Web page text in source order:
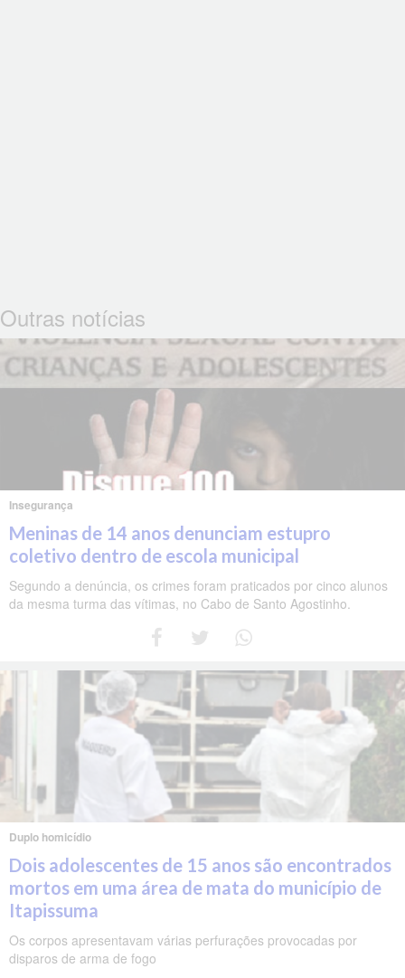
Outras notícias
Insegurança
Meninas de 14 anos denunciam estupro
coletivo dentro de escola municipal
Segundo a denúncia, os crimes foram praticados por cinco alunos
da mesma turma das vítimas, no Cabo de Santo Agostinho.
Duplo homicídio
Dois adolescentes de 15 anos são encontrados
mortos em uma área de mata do município de
Itapissuma
Os corpos apresentavam várias perfurações provocadas por
disparos de arma de fogo